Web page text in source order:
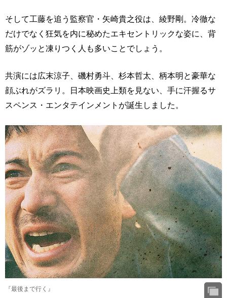
そして工藤を追う監察官・矢崎貴之役は、綾野剛。冷徹な
だけでなく狂気を内に秘めたエキセントリックな姿に、背
筋がゾッと凍りつく人も多いことでしょう。
共演には広末涼子、磯村勇斗、杉本哲太、柄本明と豪華な
顔ぶれがズラリ。日本映画史上類を見ない、手に汗握るサ
スペンス・エンタテインメントが誕生しました。
『最後まで行く』